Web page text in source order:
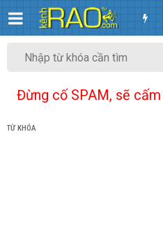
Đừng cố SPAM, sẽ
TỪ KHÓA